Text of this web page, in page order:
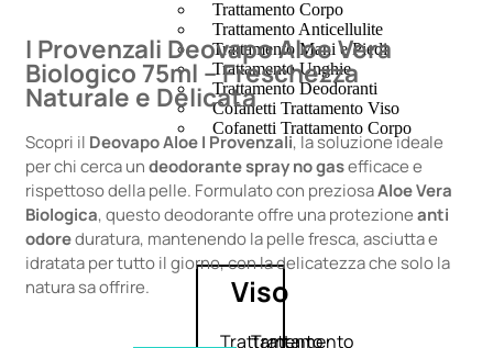
Trattamento Corpo
Trattamento Anticellulite
Trattamento Mani e Piedi
Trattamento Unghie
Trattamento Deodoranti
Cofanetti Trattamento Viso
Cofanetti Trattamento Corpo
Viso
Trattamento
Trattamento
I Provenzali Deovapo Aloe Vera
Biologico 75ml – Freschezza
Naturale e Delicata
Scopri il Deovapo Aloe I Provenzali, la soluzione ideale
per chi cerca undeodorante spray no gasefficace e
rispettoso della pelle. Formulato con preziosaAloe Vera
Biologica, questo deodorante offre una protezioneanti
odoreduratura, mantenendo la pelle fresca, asciutta e
idratata per tutto il giorno, con la delicatezza che solo la
natura sa offrire.